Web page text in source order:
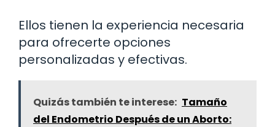
Ellos tienen la experiencia necesaria
para ofrecerte opciones
personalizadas y efectivas.
Quizás también te interese: Tamaño
del Endometrio Después de un Aborto: